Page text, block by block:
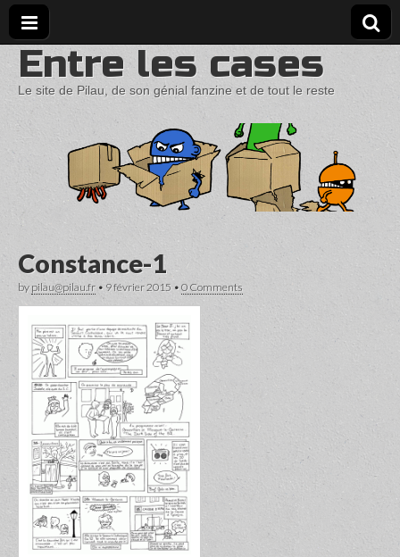
Entre les cases
Le site de Pilau, de son génial fanzine et de tout le reste
Constance-1
by pilau@pilau.fr • 9 février 2015 • 0 Comments